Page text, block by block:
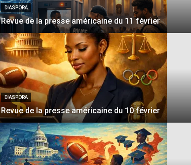
DIASPORA
Revue de la presse américaine du 11 février
DIASPORA
Revue de la presse américaine du 10 février